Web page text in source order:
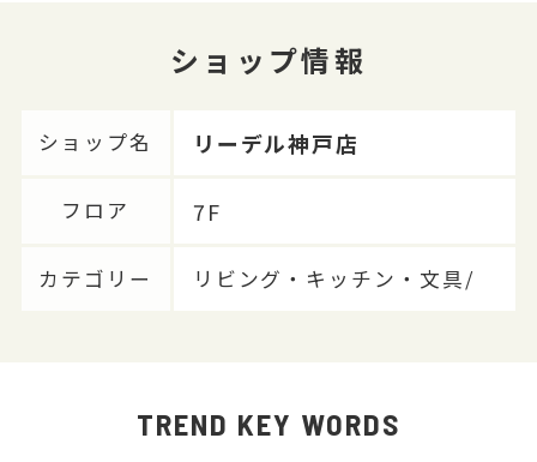
ショップ情報
ショップ名 リーデル神戸店
フロア 7F
カテゴリー リビング・キッチン・文具/
TREND KEY WORDS